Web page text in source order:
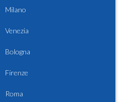
Milano
Venezia
Bologna
Firenze
Roma